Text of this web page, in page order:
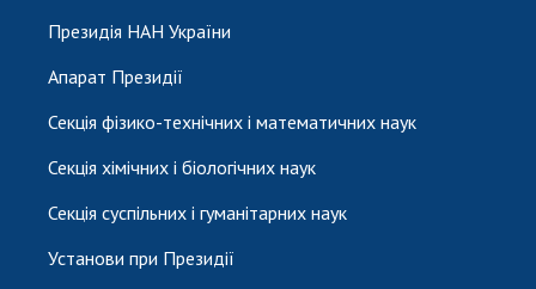
Президія НАН України
Апарат Президії
Секція фізико-технічних і математичних наук
Секція хімічних і біологічних наук
Секція суспільних і гуманітарних наук
Установи при Президії